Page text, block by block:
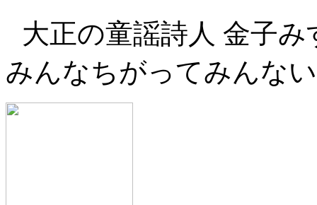
大正の童謡詩人 金子み
みんなちがってみんな